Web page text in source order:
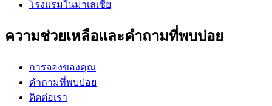
โรงแรมในมาเลเซีย
ความช่วยเหลือและคำถามที่พบบ่อย
การจองของคุณ
คำถามที่พบบ่อย
ติดต่อเรา